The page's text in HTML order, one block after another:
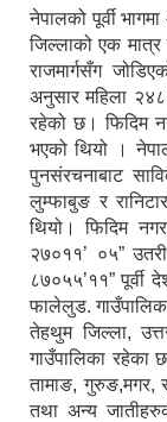
नेपालको पूर्वी
जिल्लाको एक मात्र
राजमार्गसँग
अनुसार महिला
रहेको छ। फिदिम
भएको थियो ।
पुनसंरचनाबाट
लुम्फाबुङ र
थियो। फिदिम
२७०११’ ०५”
८७०५५’११” पूर्वी
फालेलुड.
तेहथुम जिल्ला,
गाउँपालिका रहेका
तामाङ, गुरुङ,मगर,
तथा अन्य